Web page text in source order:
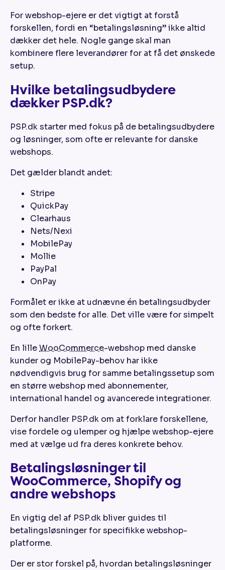
For webshop-ejere er det vigtigt at forstå
forskellen, fordi en “betalingsløsning” ikke altid
dækker det hele. Nogle gange skal man
kombinere flere leverandører for at få det ønskede
setup.
Hvilke betalingsudbydere
dækker PSP.dk?
PSP.dk starter med fokus på de betalingsudbydere
og løsninger, som ofte er relevante for danske
webshops.
Det gælder blandt andet:
Stripe
QuickPay
Clearhaus
Nets/Nexi
MobilePay
Mollie
PayPal
OnPay
Formålet er ikke at udnævne én betalingsudbyder
som den bedste for alle. Det ville være for simpelt
og ofte forkert.
En lilleWooCommerce-webshop med danske
kunder og MobilePay-behov har ikke
nødvendigvis brug for samme betalingssetup som
en større webshop med abonnementer,
international handel og avancerede integrationer.
Derfor handler PSP.dk om at forklare forskellene,
vise fordele og ulemper og hjælpe webshop-ejere
med at vælge ud fra deres konkrete behov.
Betalingsløsninger til
WooCommerce, Shopify og
andre webshops
En vigtig del af PSP.dk bliver guides til
betalingsløsninger for specifikke webshop-
platforme.
Der er stor forskel på, hvordan betalingsløsninger